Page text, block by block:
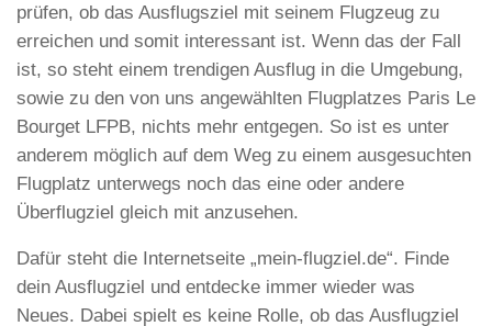
prüfen, ob das Ausflugsziel mit seinem Flugzeug zu
erreichen und somit interessant ist. Wenn das der Fall
ist, so steht einem trendigen Ausflug in die Umgebung,
sowie zu den von uns angewählten Flugplatzes Paris Le
Bourget LFPB, nichts mehr entgegen. So ist es unter
anderem möglich auf dem Weg zu einem ausgesuchten
Flugplatz unterwegs noch das eine oder andere
Überflugziel gleich mit anzusehen.
Dafür steht die Internetseite „mein-flugziel.de“. Finde
dein Ausflugziel und entdecke immer wieder was
Neues. Dabei spielt es keine Rolle, ob das Ausflugziel